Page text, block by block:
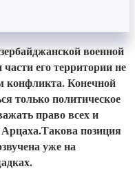
военной
его территории не
конфликта. Конечной
только политическое
право всех и
позиция
уже на